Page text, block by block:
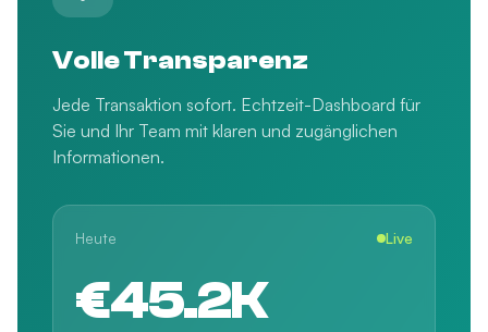
Volle Transparenz
Jede Transaktion sofort. Echtzeit-Dashboard für
Sie und Ihr Team mit klaren und zugänglichen
Informationen.
Heute Live
€45.2K